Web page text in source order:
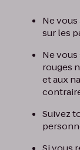
Ne vous
sur les
Ne
rouges
et aux
Suivez